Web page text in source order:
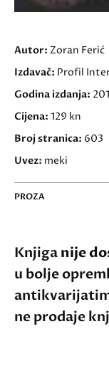
Autor: Zoran Ferić
Izdavač: Profil
Godina izdanja:
Cijena: 129 kn
Broj stranica: 603
Uvez: meki
PROZA
Knjiganije
u bolje
ne prodaje